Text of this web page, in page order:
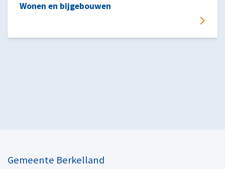
Wonen en bijgebouwen
Gemeente Berkelland